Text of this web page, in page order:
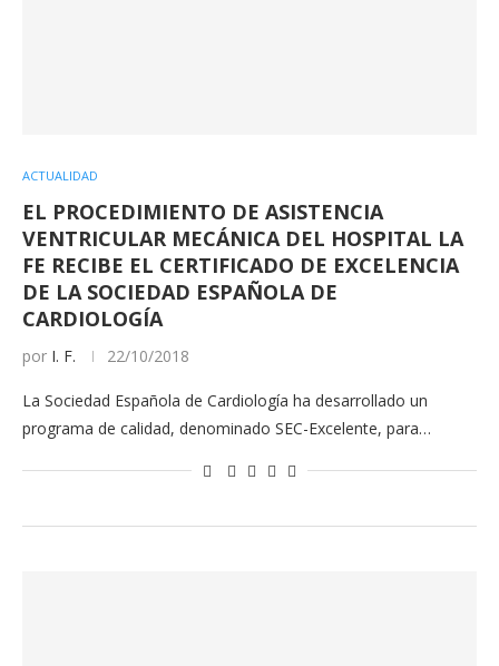
ACTUALIDAD
EL PROCEDIMIENTO DE ASISTENCIA
VENTRICULAR MECÁNICA DEL HOSPITAL LA
FE RECIBE EL CERTIFICADO DE EXCELENCIA
DE LA SOCIEDAD ESPAÑOLA DE
CARDIOLOGÍA
por I. F. 22/10/2018
La Sociedad Española de Cardiología ha desarrollado un
programa de calidad, denominado SEC-Excelente, para…